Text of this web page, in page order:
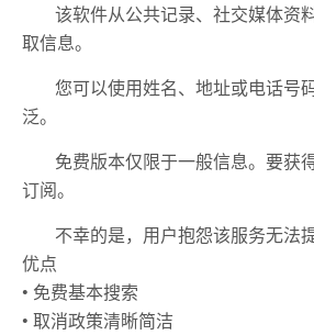
该软件从公共记录、社交媒体资
取信息。
您可以使用姓名、地址或电话号
泛。
免费版本仅限于一般信息。要获
订阅。
不幸的是，用户抱怨该服务无法
优点
• 免费基本搜索
• 取消政策清晰简洁